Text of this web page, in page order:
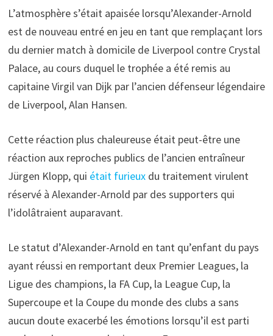
L’atmosphère s’était apaisée lorsqu’Alexander-Arnold
est de nouveau entré en jeu en tant que remplaçant lors
du dernier match à domicile de Liverpool contre Crystal
Palace, au cours duquel le trophée a été remis au
capitaine Virgil van Dijk par l’ancien défenseur légendaire
de Liverpool, Alan Hansen.
Cette réaction plus chaleureuse était peut-être une
réaction aux reproches publics de l’ancien entraîneur
Jürgen Klopp, qui était furieuxdu traitement virulent
réservé à Alexander-Arnold par des supporters qui
l’idolâtraient auparavant.
Le statut d’Alexander-Arnold en tant qu’enfant du pays
ayant réussi en remportant deux Premier Leagues, la
Ligue des champions, la FA Cup, la League Cup, la
Supercoupe et la Coupe du monde des clubs a sans
aucun doute exacerbé les émotions lorsqu’il est parti